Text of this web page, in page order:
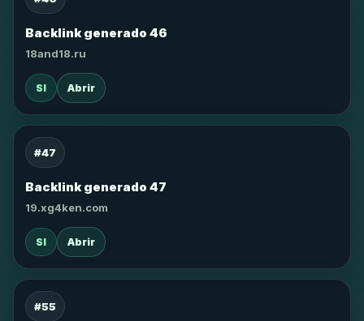
Backlink generado 46
18and18.ru
SI Abrir
#47
Backlink generado 47
19.xg4ken.com
SI Abrir
#55